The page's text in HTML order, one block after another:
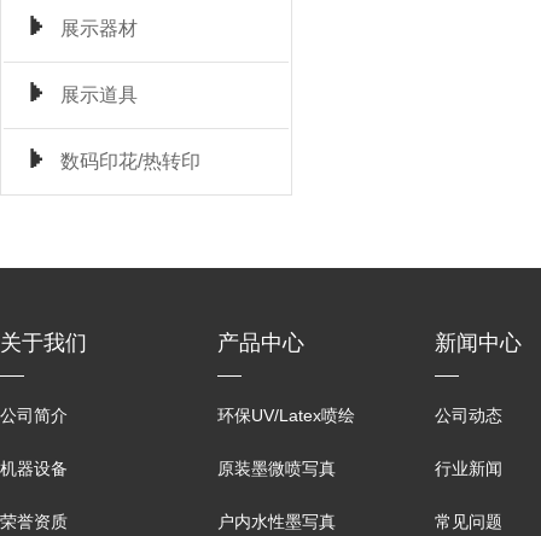
展示器材
展示道具
数码印花/热转印
关于我们
公司简介
机器设备
荣誉资质
产品中心
环保UV/Latex喷绘
原装墨微喷写真
户内水性墨写真
新闻中心
公司动态
行业新闻
常见问题